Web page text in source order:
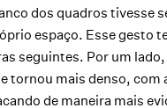
dos quadros tivesse
espaço. Esse gesto
seguintes. Por um lado,
tornou mais denso, com
de maneira mais